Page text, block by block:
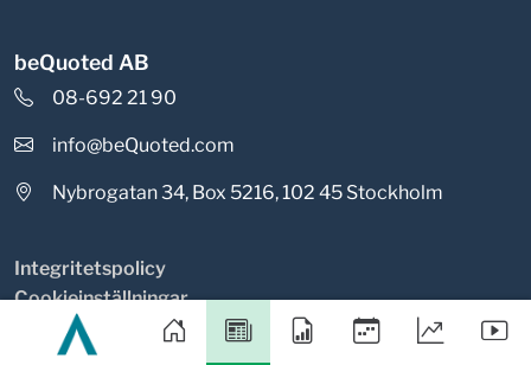
beQuoted AB
08-692 21 90
info@beQuoted.com
Nybrogatan 34, Box 5216, 102 45 Stockholm
Integritetspolicy
Cookieinställningar